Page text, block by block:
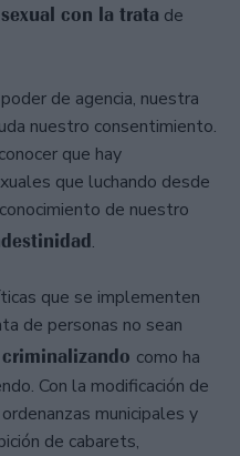
con la trata de
de agencia, nuestra
nuestro consentimiento.
que hay
que luchando desde
de nuestro
.
que se implementen
de personas no sean
como ha
Con la modificación de
municipales y
de cabarets,